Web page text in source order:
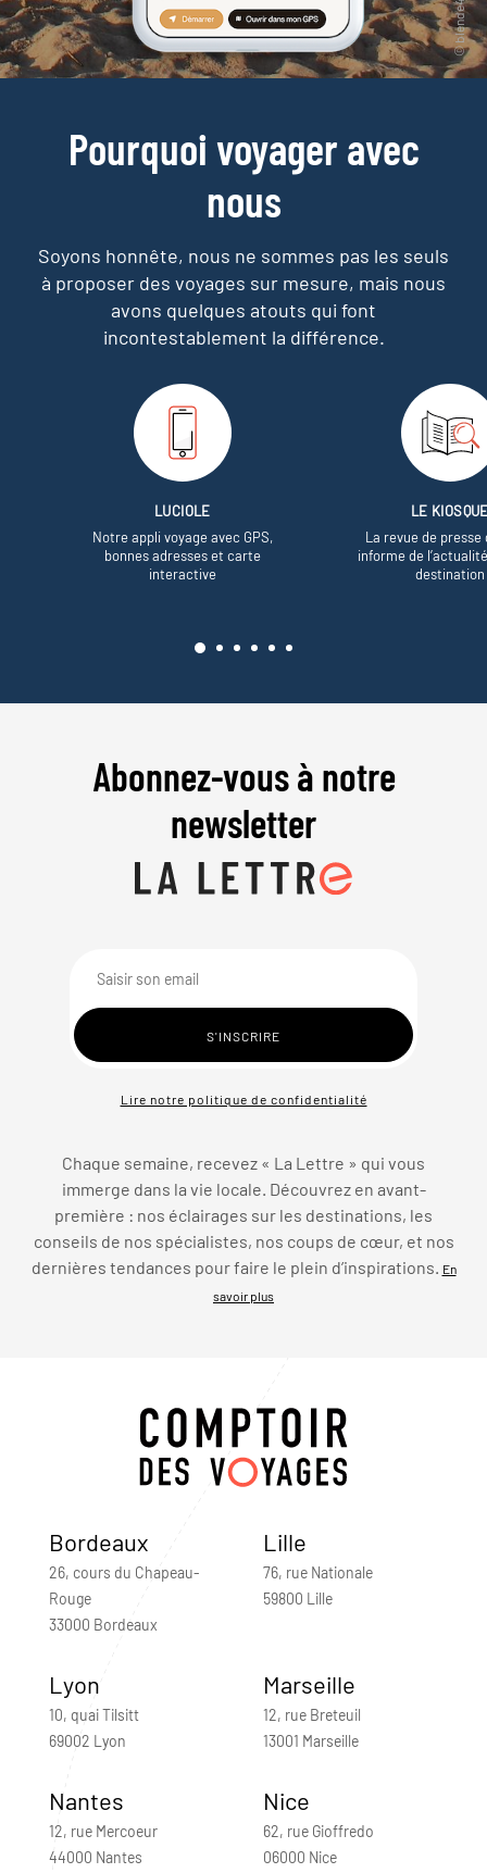
Pourquoi voyager avec
nous
Soyons honnête, nous ne sommes pas les seuls
à proposer des voyages sur mesure, mais nous
avons quelques atouts qui font
incontestablement la différence.
LUCIOLE
Notre appli voyage avec GPS,
bonnes adresses et carte
interactive
LE
La revue de presse
informe de
destination
Abonnez-vous à notre
newsletter
Lire notre politique de confidentialité
Chaque semaine, recevez « La Lettre » qui vous
immerge dans la vie locale. Découvrez en avant-
première : nos éclairages sur les destinations, les
conseils de nos spécialistes, nos coups de cœur, et nos
dernières tendances pour faire le plein d’inspirations.
En
savoir plus
Bordeaux
26, cours du Chapeau-
Rouge
33000 Bordeaux
Lille
76, rue Nationale
59800 Lille
Lyon
10, quai Tilsitt
69002 Lyon
Marseille
12, rue Breteuil
13001 Marseille
Nantes
12, rue Mercoeur
44000 Nantes
Nice
62, rue Gioffredo
06000 Nice